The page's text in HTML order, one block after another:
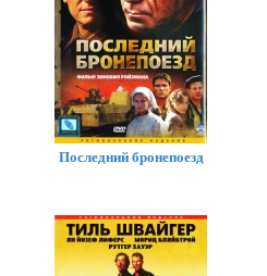
Последний бронепоезд